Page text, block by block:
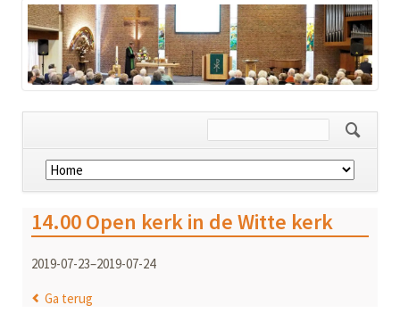
Navigatie
overslaan
14.00 Open kerk in de Witte kerk
2019-07-23–2019-07-24
Ga terug